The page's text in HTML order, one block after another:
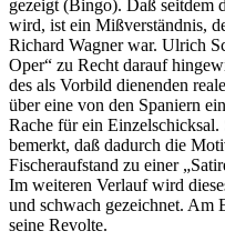
gezeigt (Bingo). Daß seitdem
wird, ist ein Mißverständnis,
Richard Wagner war. Ulrich
Oper“ zu Recht darauf
des als Vorbild dienenden
über eine von den Spaniern
Rache für ein
bemerkt, daß dadurch die
Fischeraufstand zu einer
Im weiteren Verlauf wird
und schwach gezeichnet. Am
seine Revolte.